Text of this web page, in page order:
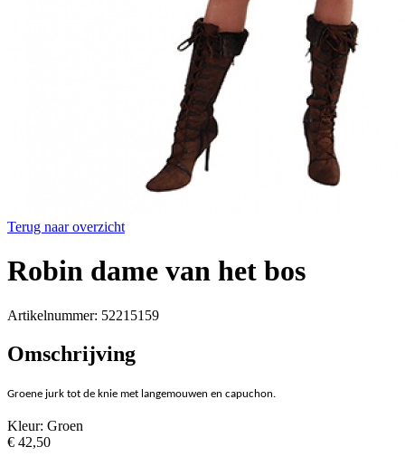
Terug naar overzicht
Robin dame van het bos
Artikelnummer: 52215159
Omschrijving
Groene jurk tot de knie met langemouwen en capuchon.
Kleur: Groen
€ 42,50